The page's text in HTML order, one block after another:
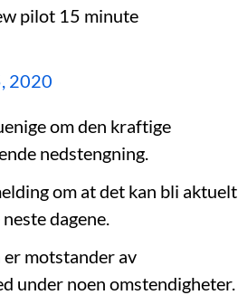
pilot 15 minute
2020
om den kraftige
nedstengning.
om at det kan bli aktuelt
dagene.
motstander av
under noen omstendigheter.